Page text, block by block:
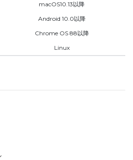
macOS10.13以降
Android 10.0以降
Chrome OS 88以降
Linux